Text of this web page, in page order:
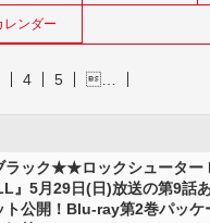
レンダー
4 5 …
ラック★★ロックシューター
』5月29日(日)放送の第9話
ト公開！Blu-ray第2巻パッケ